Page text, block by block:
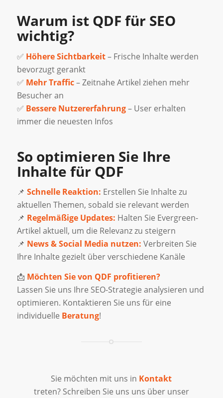
Warum ist QDF für SEO
wichtig?
✅ Höhere Sichtbarkeit– Frische Inhalte werden
bevorzugt gerankt
✅ Mehr Traffic– Zeitnahe Artikel ziehen mehr
Besucher an
✅ Bessere Nutzererfahrung– User erhalten
immer die neuesten Infos
So optimieren Sie Ihre
Inhalte für QDF
📌 Schnelle Reaktion: Erstellen Sie Inhalte zu
aktuellen Themen, sobald sie relevant werden
📌 Regelmäßige Updates: Halten Sie Evergreen-
Artikel aktuell, um die Relevanz zu steigern
📌 News & Social Media nutzen: Verbreiten Sie
Ihre Inhalte gezielt über verschiedene Kanäle
📩 Möchten Sie von QDF profitieren?
Lassen Sie uns Ihre SEO-Strategie analysieren und
optimieren. Kontaktieren Sie uns für eine
individuelle Beratung!
Sie möchten mit uns in Kontakt
treten? Schreiben Sie uns uns über unser